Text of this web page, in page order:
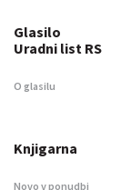
Glasilo
Uradni list RS
O glasilu
Knjigarna
Novo v ponudbi